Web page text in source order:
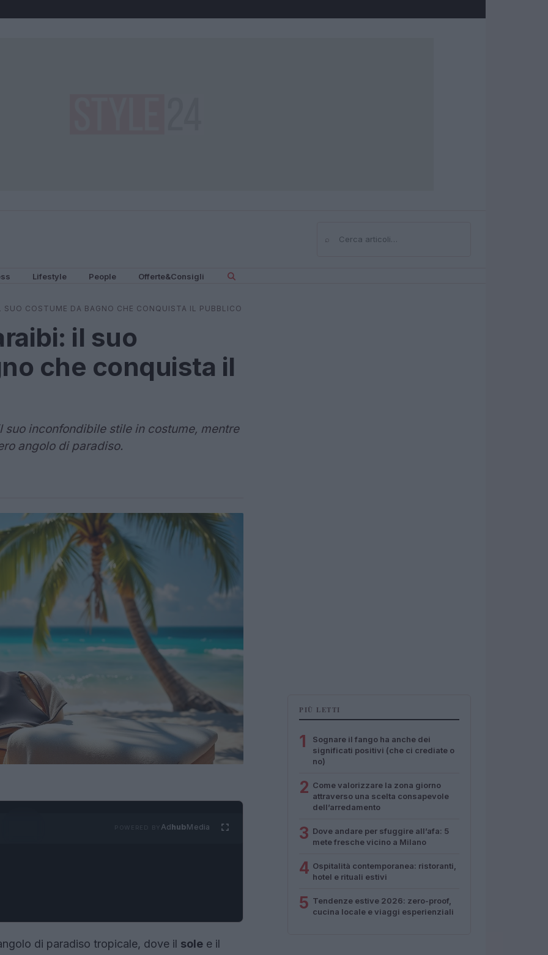
⌕Cerca
Lifestyle People Offerte&Consigli
SUO COSTUME DA BAGNO CHE CONQUISTA IL PUBBLICO
il suo
che conquista il
inconfondibile stile in costume, mentre
angolo di paradiso.
AdhubMedia
di paradiso tropicale, dove il sole e il
PIÙ LETTI
1
Sognare il fango ha anche dei
significati positivi (che ci crediate o
no)
2 Come valorizzare la zona giorno
attraverso una scelta consapevole
dell’arredamento
3 Dove andare per sfuggire all’afa: 5
mete fresche vicino a Milano
4 Ospitalità contemporanea: ristoranti,
hotel e rituali estivi
5 Tendenze estive 2026: zero-proof,
cucina locale e viaggi esperienziali